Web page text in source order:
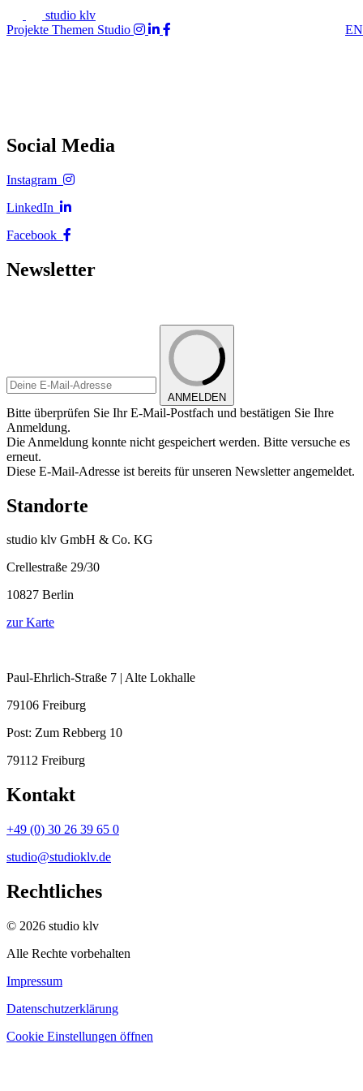
studio klv
Projekte Themen Studio EN
Social Media
Instagram
LinkedIn
Facebook
Newsletter
ANMELDEN
Bitte überprüfen Sie Ihr E-Mail-Postfach und bestätigen Sie Ihre
Anmeldung.
Die Anmeldung konnte nicht gespeichert werden. Bitte versuche es
erneut.
Diese E-Mail-Adresse ist bereits für unseren Newsletter angemeldet.
Standorte
studio klv GmbH & Co. KG
Crellestraße 29/30
10827 Berlin
zur Karte
Paul-Ehrlich-Straße 7 | Alte Lokhalle
79106 Freiburg
Post: Zum Rebberg 10
79112 Freiburg
Kontakt
+49 (0) 30 26 39 65 0
studio@studioklv.de
Rechtliches
© 2026 studio klv
Alle Rechte vorbehalten
Impressum
Datenschutzerklärung
Cookie Einstellungen öffnen